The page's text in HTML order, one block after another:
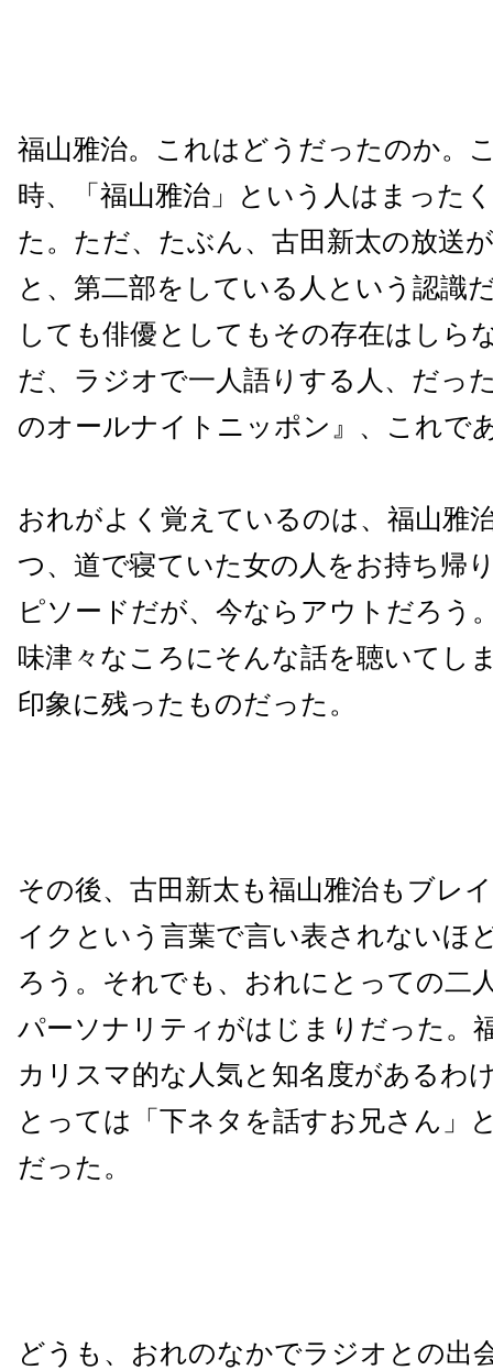
福山雅治。これはどうだったのか。
時、「福山雅治」という人はまった
た。ただ、たぶん、古田新太の放送
と、第二部をしている人という認識
しても俳優としてもその存在はしら
だ、ラジオで一人語りする人、だっ
のオールナイトニッポン』、これで
おれがよく覚えているのは、福山雅
つ、道で寝ていた女の人をお持ち帰
ピソードだが、今ならアウトだろう
味津々なころにそんな話を聴いてし
印象に残ったものだった。
その後、古田新太も福山雅治もブレ
イクという言葉で言い表されないほ
ろう。それでも、おれにとっての二
パーソナリティがはじまりだった。
カリスマ的な人気と知名度があるわ
とっては「下ネタを話すお兄さん」
だった。
どうも、おれのなかでラジオとの出